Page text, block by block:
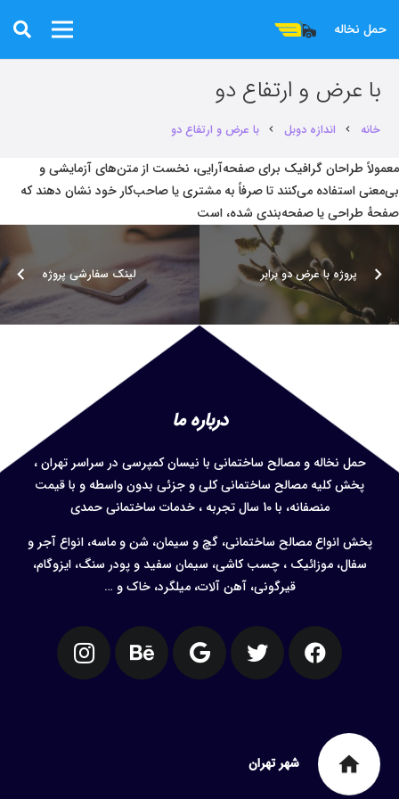
حمل نخاله
با عرض و ارتفاع دو
خانه chevron_right اندازه دوبل chevron_right با عرض و ارتفاع دو
معمولاً طراحان گرافیک برای صفحه‌آرایی، نخست از متن‌های آزمایشی و
بی‌معنی استفاده می‌کنند تا صرفاً به مشتری یا صاحب‌کار خود نشان دهند که
صفحهٔ طراحی یا صفحه‌بندی شده، است
لینک سفارشی پروژه پروژه با عرض دو برابر
درباره ما
حمل نخاله و مصالح ساختمانی با نیسان کمپرسی در سراسر تهران ،
پخش کلیه مصالح ساختمانی کلی و جزئی بدون واسطه و با قیمت
منصفانه، با 10 سال تجربه ، خدمات ساختمانی حمدی
پخش انواع مصالح ساختمانی، گچ و سیمان، شن و ماسه، انواع آجر و
سفال، موزائیک ، چسب کاشی، سیمان سفید و پودر سنگ، ایزوگام،
قیرگونی، آهن آلات، میلگرد، خاک و …
home شهر تهران